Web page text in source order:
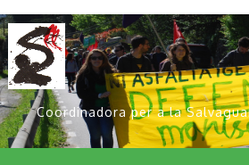
Vés
al
contingut
Coordinadora per a la
User